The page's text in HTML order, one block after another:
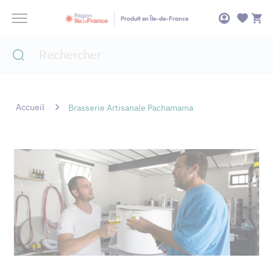
Produit en Île-de-France
Accueil Brasserie Artisanale Pachamama